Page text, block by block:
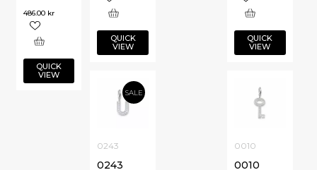
486.00 kr
QUICK
VIEW
QUICK
VIEW
QUICK
VIEW
0010
0010
SALE
0243
0243